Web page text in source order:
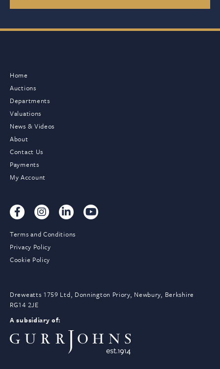
Home
Auctions
Departments
Valuations
News & Videos
About
Contact Us
Payments
My Account
Terms and Conditions
Privacy Policy
Cookie Policy
Dreweatts 1759 Ltd, Donnington Priory, Newbury, Berkshire
RG14 2JE
A subsidiary of: